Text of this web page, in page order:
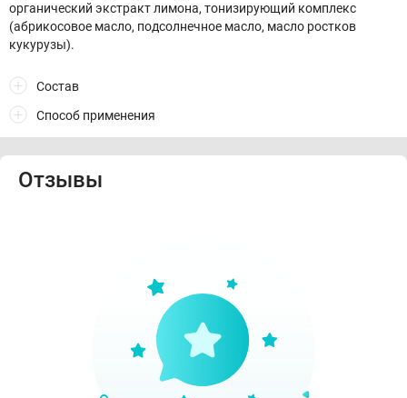
органический экстракт лимона, тонизирующий комплекс
(абрикосовое масло, подсолнечное масло, масло ростков
кукурузы).
Состав
Способ применения
Отзывы